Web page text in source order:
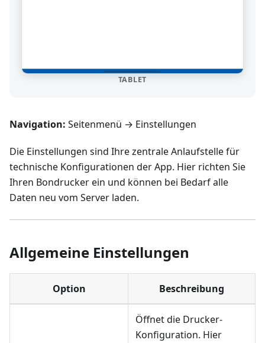
TABLET
Navigation: Seitenmenü → Einstellungen
Die Einstellungen sind Ihre zentrale Anlaufstelle für
technische Konfigurationen der App. Hier richten Sie
Ihren Bondrucker ein und können bei Bedarf alle
Daten neu vom Server laden.
Allgemeine Einstellungen
Option Beschreibung
Öffnet die Drucker-
Konfiguration. Hier